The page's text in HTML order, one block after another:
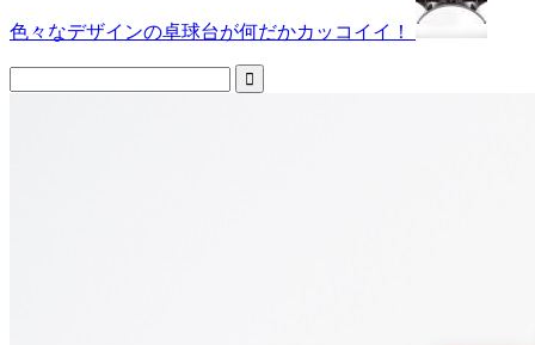
色々なデザインの卓球台が何だかカッコイイ！